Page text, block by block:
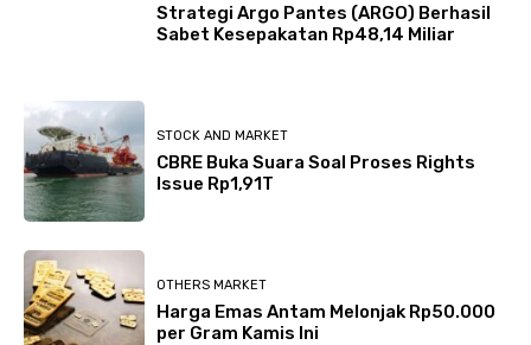
Strategi Argo Pantes (ARGO) Berhasil
Sabet Kesepakatan Rp48,14 Miliar
STOCK AND MARKET
CBRE Buka Suara Soal Proses Rights
Issue Rp1,91T
OTHERS MARKET
Harga Emas Antam Melonjak Rp50.000
per Gram Kamis Ini